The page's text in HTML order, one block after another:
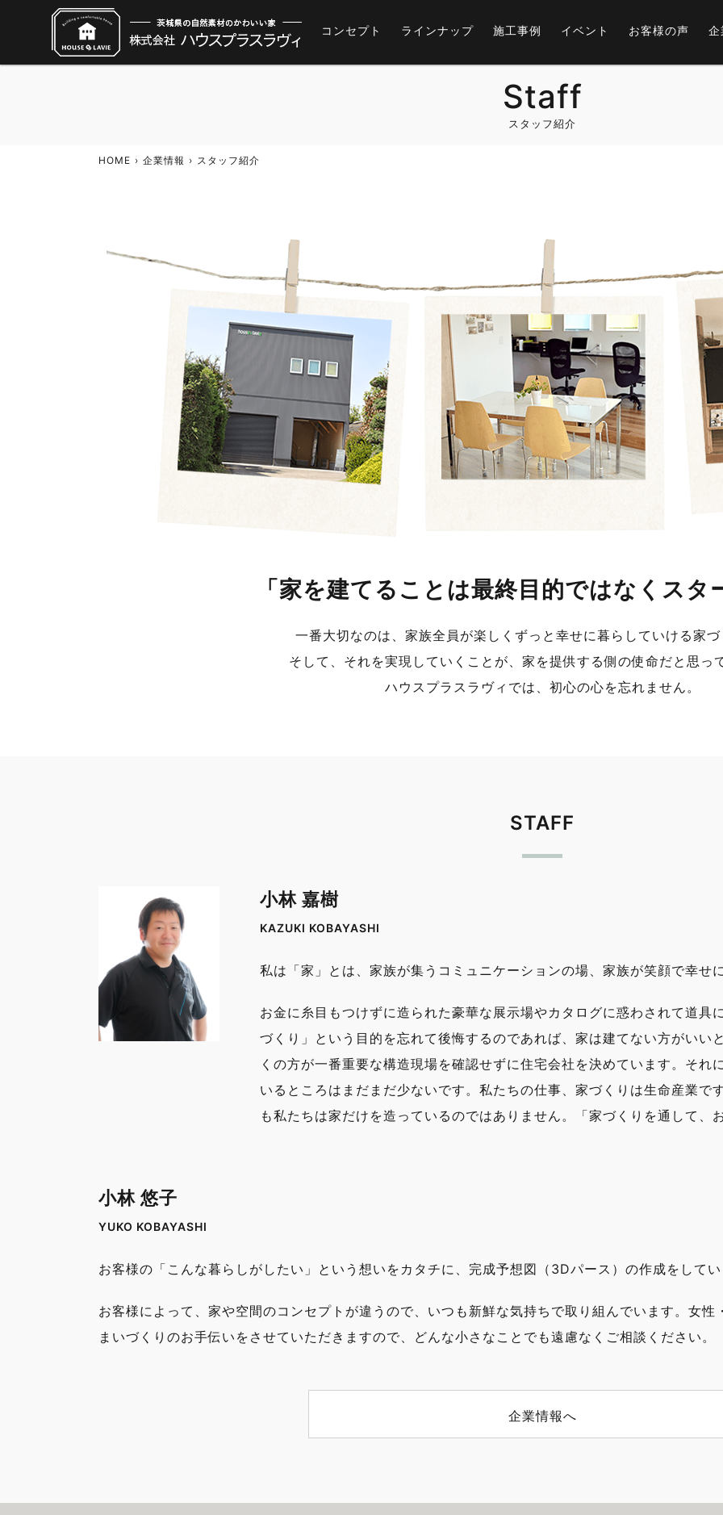
コンセプト ラインナップ 施工事例 イベント お客様の声 企
Staff
スタッフ紹介
HOME 企業情報 スタッフ紹介
「家を建てることは最終目的ではなくスタ
一番大切なのは、家族全員が楽しくずっと幸せに暮らしていける家
そして、それを実現していくことが、家を提供する側の使命だと思っ
ハウスプラスラヴィでは、初心の心を忘れません。
STAFF
小林 嘉樹
KAZUKI KOBAYASHI
私は「家」とは、家族が集うコミュニケーションの場、家族が笑顔で幸せ
お金に糸目もつけずに造られた豪華な展示場やカタログに惑わされて道具
づくり」という目的を忘れて後悔するのであれば、家は建てない方がいい
くの方が一番重要な構造現場を確認せずに住宅会社を決めています。それ
いるところはまだまだ少ないです。私たちの仕事、家づくりは生命産業で
も私たちは家だけを造っているのではありません。「家づくりを通して、
小林 悠子
YUKO KOBAYASHI
お客様の「こんな暮らしがしたい」という想いをカタチに、完成予想図（3Dパース）の作成をして
お客様によって、家や空間のコンセプトが違うので、いつも新鮮な気持ちで取り組んでいます。女性
まいづくりのお手伝いをさせていただきますので、どんな小さなことでも遠慮なくご相談ください。
企業情報へ